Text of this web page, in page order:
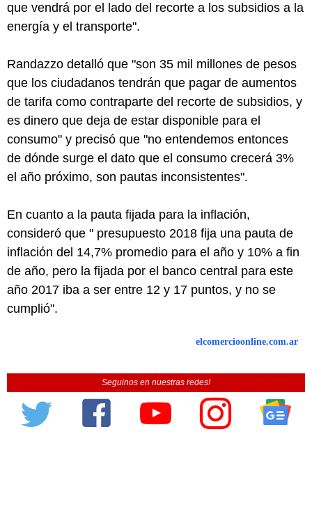
que vendrá por el lado del recorte a los subsidios a la
energía y el transporte".
Randazzo detalló que "son 35 mil millones de pesos
que los ciudadanos tendrán que pagar de aumentos
de tarifa como contraparte del recorte de subsidios, y
es dinero que deja de estar disponible para el
consumo" y precisó que "no entendemos entonces
de dónde surge el dato que el consumo crecerá 3%
el año próximo, son pautas inconsistentes".
En cuanto a la pauta fijada para la inflación,
consideró que " presupuesto 2018 fija una pauta de
inflación del 14,7% promedio para el año y 10% a fin
de año, pero la fijada por el banco central para este
año 2017 iba a ser entre 12 y 17 puntos, y no se
cumplió".
elcomercioonline.com.ar
Seguinos en nuestras redes!